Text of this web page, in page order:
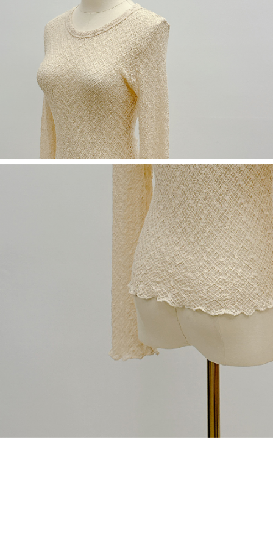
未成年的使用者，請事先徵得法定代理人或監護人之同意方可使用
若您對於個人資料之處理、利用有任何疑問，或欲行使相關法律權利，請聯
繫恩沛科技股份有限公司。若您不同意我們將上開所示之個人資料，連同必
要之購買訂單資訊提供予 AFTEE ，或讓 AFTEE 蒐集處理利用您的個人資
料，請勿選用本服務。